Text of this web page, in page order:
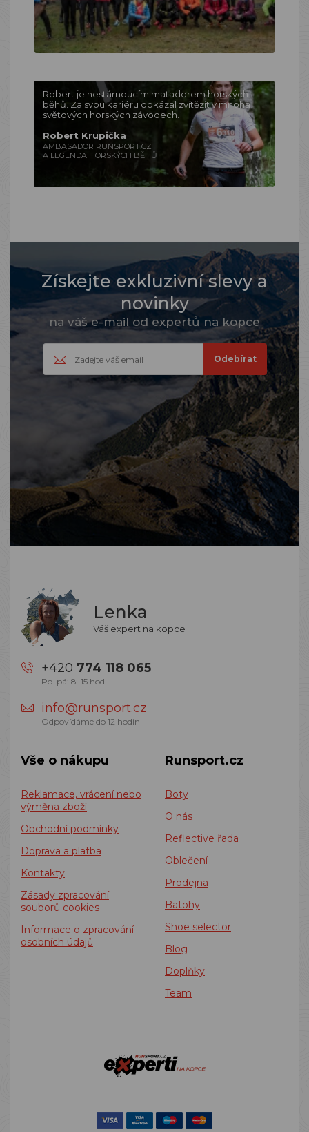
Robert je nestárnoucím matadorem horských
běhů. Za svou kariéru dokázal zvítězit v mnoha
světových horských závodech.
Robert Krupička
AMBASADOR RUNSPORT.CZ
A LEGENDA HORSKÝCH BĚHŮ
Získejte exkluzivní slevy a
novinky
na váš e-mail od expertů na kopce
Lenka
Váš expert na kopce
+420 774 118 065
Po–pá: 8–15 hod.
info@runsport.cz
Odpovídáme do 12 hodin
Vše o nákupu
Reklamace, vrácení nebo
výměna zboží
Obchodní podmínky
Doprava a platba
Kontakty
Zásady zpracování
souborů cookies
Informace o zpracování
osobních údajů
Runsport.cz
Boty
O nás
Reflective řada
Oblečení
Prodejna
Batohy
Shoe selector
Blog
Doplňky
Team